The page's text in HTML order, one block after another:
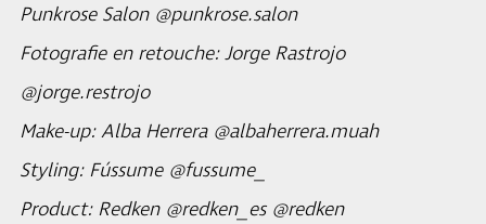
Punkrose Salon @punkrose.salon
Fotografie en retouche: Jorge Rastrojo
@jorge.restrojo
Make-up: Alba Herrera @albaherrera.muah
Styling: Fússume @fussume_
Product: Redken @redken_es @redken